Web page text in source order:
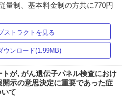
量制、基本料金制の方共に770円
ストラクトを見る
ウンロード(1.99MB)
が, がん遺伝子パネル検査におけ
示の意思決定に重要であった症
て